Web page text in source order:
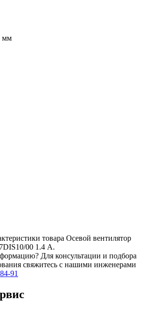
мм
товара Осевой вентилятор
00 1.4 А.
Для консультации и подбора
свяжитесь с нашими инженерами
91